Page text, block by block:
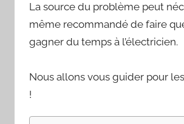
La source du problème peut
même recommandé de faire
gagner du temps à l’électricien.
Nous allons vous guider pour
!